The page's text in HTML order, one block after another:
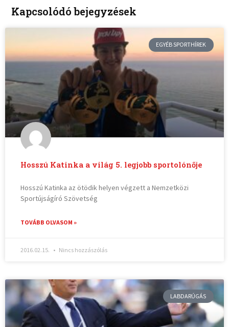
Kapcsolódó bejegyzések
EGYÉB SPORTHÍREK
Hosszú Katinka a világ 5. legjobb sportolónője
Hosszú Katinka az ötödik helyen végzett a Nemzetközi
Sportújságíró Szövetség
TOVÁBB OLVASOM »
2016.02.15. Nincs hozzászólás
LABDARÚGÁS